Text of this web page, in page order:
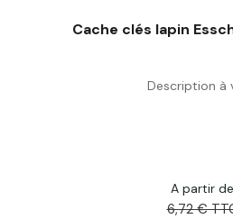
Acheter
Cache clés lapin
Description à
A partir de
6,72 €